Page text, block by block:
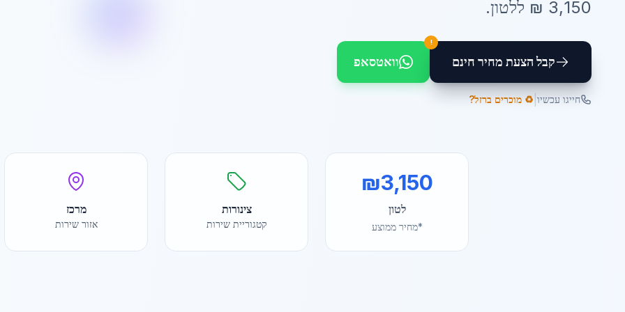
3,150 ₪ ללטון.
קבל הצעת מחיר חינם
!
וואטסאפ
חייגו עכשיו ♻️ מוכרים ברזל?
₪3,150
לטון
*מחיר ממוצע
צינורות
קטגוריית שירות
מרכז
אזור שירות